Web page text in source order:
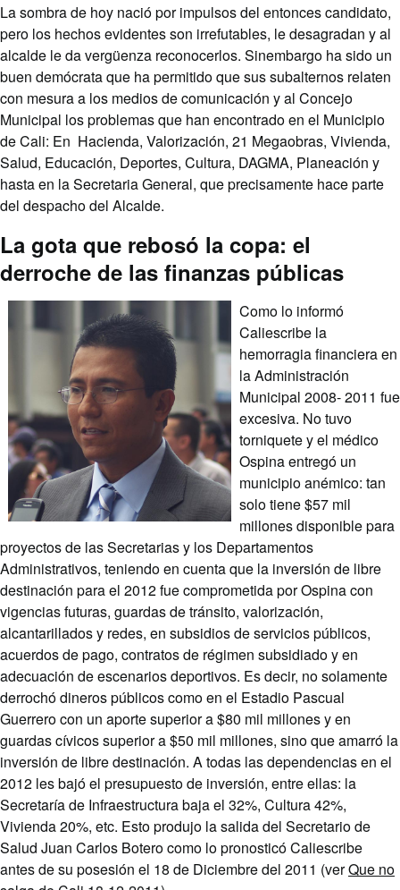
La sombra de hoy nació por impulsos del entonces candidato,
pero los hechos evidentes son irrefutables, le desagradan y al
alcalde le da vergüenza reconocerlos. Sinembargo ha sido un
buen demócrata que ha permitido que sus subalternos relaten
con mesura a los medios de comunicación y al Concejo
Municipal los problemas que han encontrado en el Municipio
de Cali: En Hacienda, Valorización, 21 Megaobras, Vivienda,
Salud, Educación, Deportes, Cultura, DAGMA, Planeación y
hasta en la Secretaria General, que precisamente hace parte
del despacho del Alcalde.
La gota que rebosó la copa: el
derroche de las finanzas públicas
Como lo informó
Caliescribe la
hemorragia financiera en
la Administración
Municipal 2008- 2011 fue
excesiva. No tuvo
torniquete y el médico
Ospina entregó un
municipio anémico: tan
solo tiene $57 mil
millones disponible para
proyectos de las Secretarias y los Departamentos
Administrativos, teniendo en cuenta que la inversión de libre
destinación para el 2012 fue comprometida por Ospina con
vigencias futuras, guardas de tránsito, valorización,
alcantarillados y redes, en subsidios de servicios públicos,
acuerdos de pago, contratos de régimen subsidiado y en
adecuación de escenarios deportivos. Es decir, no solamente
derrochó dineros públicos como en el Estadio Pascual
Guerrero con un aporte superior a $80 mil millones y en
guardas cívicos superior a $50 mil millones, sino que amarró la
inversión de libre destinación. A todas las dependencias en el
2012 les bajó el presupuesto de inversión, entre ellas: la
Secretaría de Infraestructura baja el 32%, Cultura 42%,
Vivienda 20%, etc. Esto produjo la salida del Secretario de
Salud Juan Carlos Botero como lo pronosticó Caliescribe
antes de su posesión el 18 de Diciembre del 2011 (verQue no